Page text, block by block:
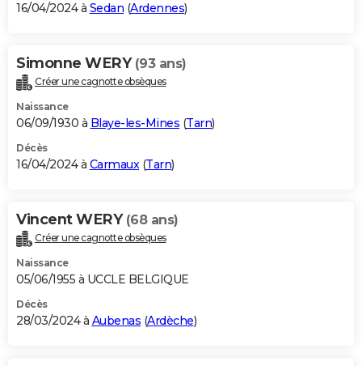
16/04/2024 à Sedan (Ardennes)
Simonne WERY (93 ans)
Créer une cagnotte obsèques
Naissance
06/09/1930 à Blaye-les-Mines (Tarn)
Décès
16/04/2024 à Carmaux(Tarn)
Vincent WERY (68 ans)
Créer une cagnotte obsèques
Naissance
05/06/1955 à UCCLE BELGIQUE
Décès
28/03/2024 à Aubenas (Ardèche)